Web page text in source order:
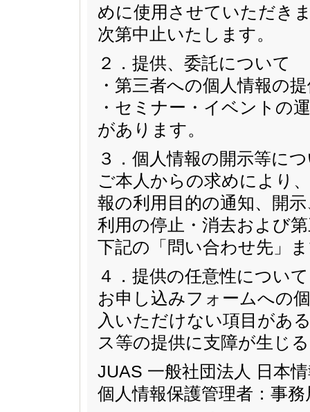
めに使用させていただき
次第中止いたします。
２．提供、委託について
・第三者への個人情報の
・セミナー・イベントの
があります。
３．個人情報の開示等に
ご本人からの求めにより
報の利用目的の通知、開
利用の停止・消去および
下記の「問い合わせ先」
４．提供の任意性について
お申し込みフォームへの
入いただけない項目があ
ス等の提供に支障が生じ
JUAS 一般社団法人 日本
個人情報保護管理者：事